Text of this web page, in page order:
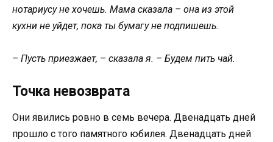
нотариусу не хочешь. Мама сказала – она из этой
кухни не уйдет, пока ты бумагу не подпишешь.
– Пусть приезжает, – сказала я. – Будем пить чай.
Точка невозврата
Они явились ровно в семь вечера. Двенадцать дней
прошло с того памятного юбилея. Двенадцать дней